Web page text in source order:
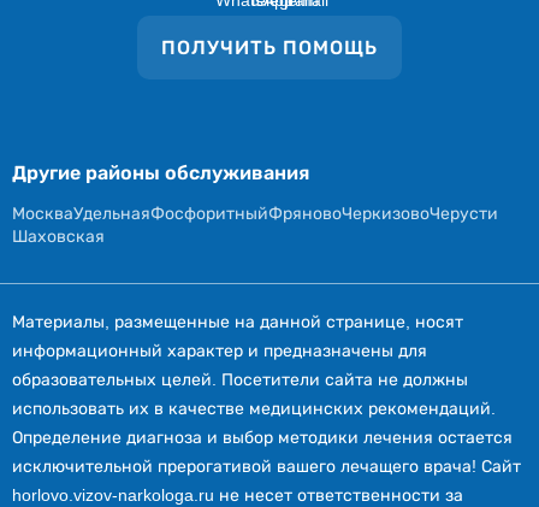
ПОЛУЧИТЬ ПОМОЩЬ
Другие районы обслуживания
МоскваУдельнаяФосфоритныйФряновоЧеркизовоЧерусти
Шаховская
Материалы, размещенные на данной странице, носят
информационный характер и предназначены для
образовательных целей. Посетители сайта не должны
использовать их в качестве медицинских рекомендаций.
Определение диагноза и выбор методики лечения остается
исключительной прерогативой вашего лечащего врача! Сайт
horlovo.vizov-narkologa.ru не несет ответственности за